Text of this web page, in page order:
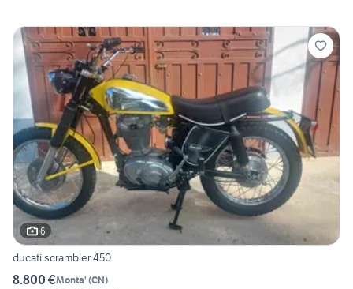
6
ducati scrambler 450
8.800 €Monta' (CN)